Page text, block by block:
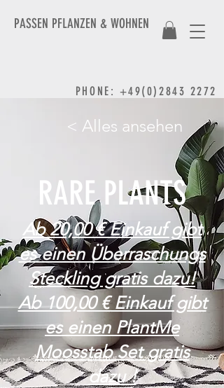
PASSEN PFLANZEN & WOHNEN
PHONE : +49(0)2843 2272
< Alles ansehen
RARE PLANTS
Ab 20,00 € Einkauf gibt
es einen Überraschungs
Steckling gratis dazu!
Ab 100,00 € Einkauf gibt
es einen PlantMe
Moosstab Set gratis
dazu !